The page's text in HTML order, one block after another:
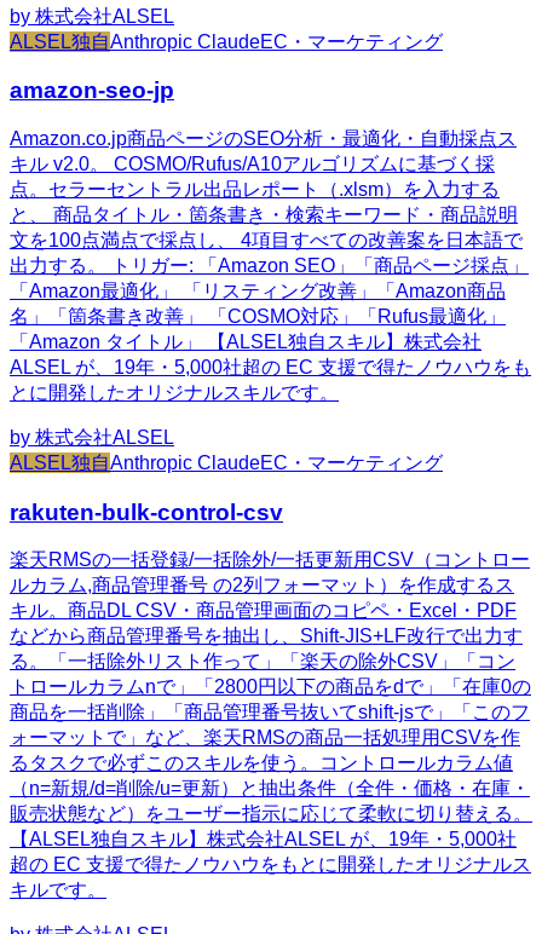
by 株式会社ALSEL
ALSEL独自Anthropic ClaudeEC・マーケティング
amazon-seo-jp
Amazon.co.jp商品ページのSEO分析・最適化・自動採点ス
キル v2.0。 COSMO/Rufus/A10アルゴリズムに基づく採
点。セラーセントラル出品レポート（.xlsm）を入力する
と、 商品タイトル・箇条書き・検索キーワード・商品説明
文を100点満点で採点し、 4項目すべての改善案を日本語で
出力する。 トリガー: 「Amazon SEO」「商品ページ採点」
「Amazon最適化」 「リスティング改善」「Amazon商品
名」「箇条書き改善」 「COSMO対応」「Rufus最適化」
「Amazon タイトル」 【ALSEL独自スキル】株式会社
ALSEL が、19年・5,000社超の EC 支援で得たノウハウをも
とに開発したオリジナルスキルです。
by 株式会社ALSEL
ALSEL独自Anthropic ClaudeEC・マーケティング
rakuten-bulk-control-csv
楽天RMSの一括登録/一括除外/一括更新用CSV（コントロー
ルカラム,商品管理番号 の2列フォーマット）を作成するス
キル。商品DL CSV・商品管理画面のコピペ・Excel・PDF
などから商品管理番号を抽出し、Shift-JIS+LF改行で出力す
る。「一括除外リスト作って」「楽天の除外CSV」「コン
トロールカラムnで」「2800円以下の商品をdで」「在庫0の
商品を一括削除」「商品管理番号抜いてshift-jsで」「このフ
ォーマットで」など、楽天RMSの商品一括処理用CSVを作
るタスクで必ずこのスキルを使う。コントロールカラム値
（n=新規/d=削除/u=更新）と抽出条件（全件・価格・在庫・
販売状態など）をユーザー指示に応じて柔軟に切り替える。
【ALSEL独自スキル】株式会社ALSEL が、19年・5,000社
超の EC 支援で得たノウハウをもとに開発したオリジナルス
キルです。